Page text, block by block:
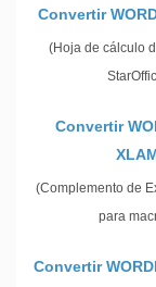
Convertir
(Hoja de cálculo
Convertir
(Complemento de
para
Convertir